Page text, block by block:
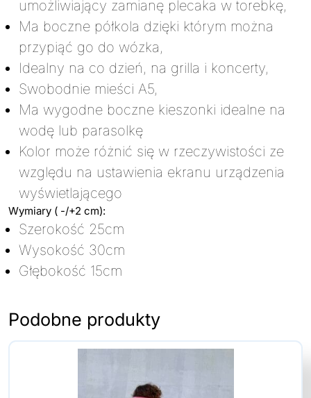
umożliwiający zamianę plecaka w torebkę,
Ma boczne półkola dzięki którym można
przypiąć go do wózka,
Idealny na co dzień, na grilla i koncerty,
Swobodnie mieści A5,
Ma wygodne boczne kieszonki idealne na
wodę lub parasolkę
Kolor może różnić się w rzeczywistości ze
względu na ustawienia ekranu urządzenia
wyświetlającego
Wymiary ( -/+2 cm):
Szerokość 25cm
Wysokość 30cm
Głębokość 15cm
Podobne produkty